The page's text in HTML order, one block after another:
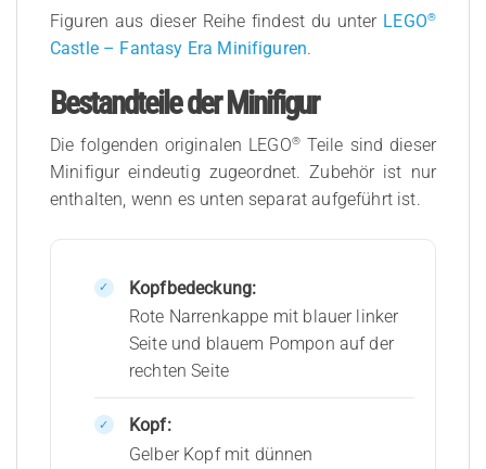
Figuren aus dieser Reihe findest du unter LEGO®
Castle – Fantasy Era Minifiguren.
Bestandteile der Minifigur
Die folgenden originalen LEGO®Teile sind dieser
Minifigur eindeutig zugeordnet. Zubehör ist nur
enthalten, wenn es unten separat aufgeführt ist.
Kopfbedeckung:
Rote Narrenkappe mit blauer linker
Seite und blauem Pompon auf der
rechten Seite
Kopf:
Gelber Kopf mit dünnen